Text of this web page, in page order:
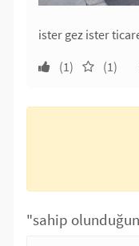
ister gez ister
(1)
(1)
"sahip